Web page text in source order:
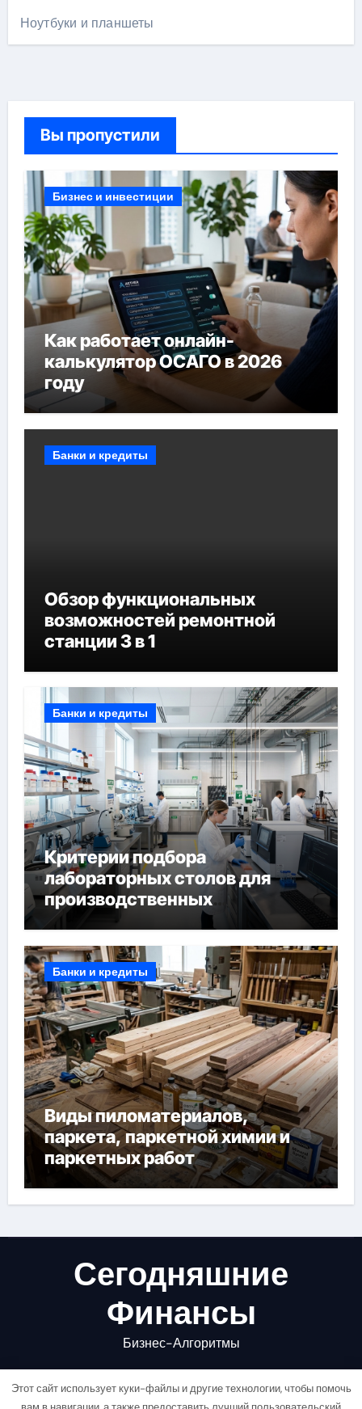
Ноутбуки и планшеты
Вы пропустили
Бизнес и инвестиции
Как работает онлайн-
калькулятор ОСАГО в 2026
году
Банки и кредиты
Обзор функциональных
возможностей ремонтной
станции 3 в 1
Банки и кредиты
Критерии подбора
лабораторных столов для
производственных
лабораторий
Банки и кредиты
Виды пиломатериалов,
паркета, паркетной химии и
паркетных работ
Сегодняшние
Финансы
Бизнес-Алгоритмы
Этот сайт использует куки-файлы и другие технологии, чтобы помочь